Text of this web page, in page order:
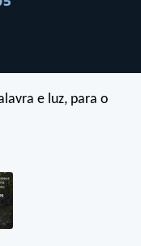
e luz, para o